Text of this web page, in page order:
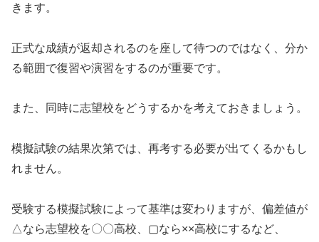
きます。
正式な成績が返却されるのを座して待つのではなく、分か
る範囲で復習や演習をするのが重要です。
また、同時に志望校をどうするかを考えておきましょう。
模擬試験の結果次第では、再考する必要が出てくるかもし
れません。
受験する模擬試験によって基準は変わりますが、偏差値が
△なら志望校を〇〇高校、▢なら××高校にするなど、